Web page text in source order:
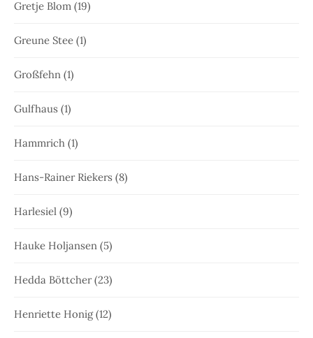
Gretje Blom (19)
Greune Stee (1)
Großfehn (1)
Gulfhaus (1)
Hammrich (1)
Hans-Rainer Riekers (8)
Harlesiel (9)
Hauke Holjansen (5)
Hedda Böttcher(23)
Henriette Honig(12)